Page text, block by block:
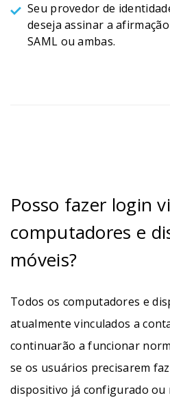
Seu provedor de
deseja assinar a
SAML ou ambas.
Posso fazer login
computadores e
móveis?
Todos os computadores e
atualmente vinculados a
continuarão a funcionar
se os usuários precisarem
dispositivo já configurado ou